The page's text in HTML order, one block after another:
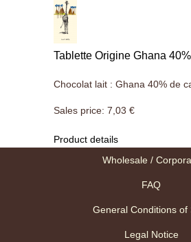
Tablette Origine Ghana 40%
Chocolat lait : Ghana 40% de
Sales price: 7,03 €
Product details
Wholesale /
FAQ
General Conditions of
Legal Notice